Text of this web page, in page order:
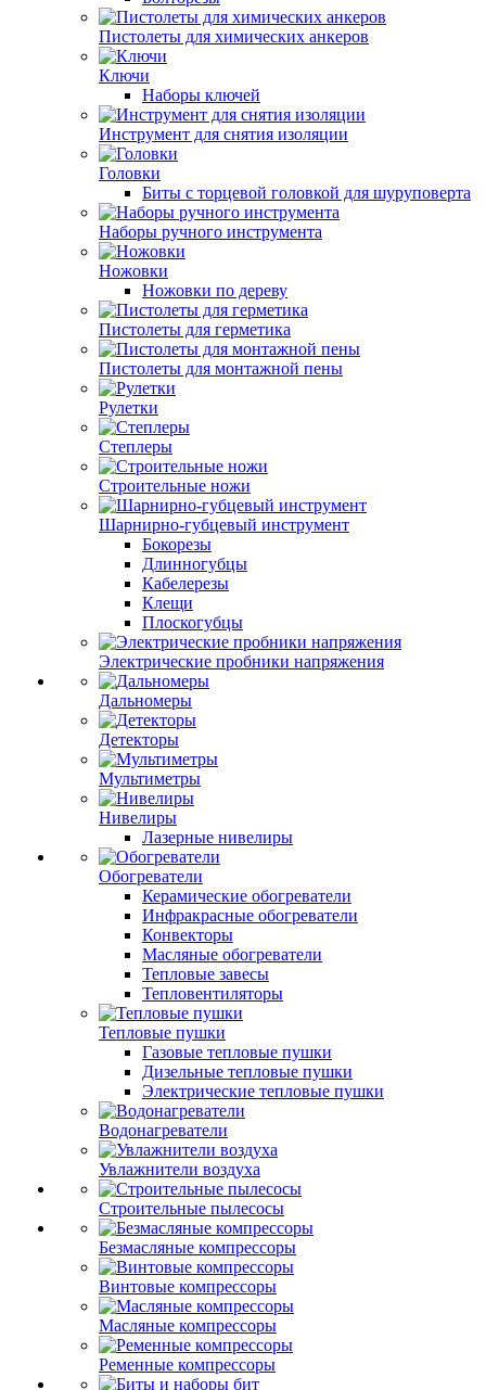
Пистолеты для химических анкеров
Ключи
Наборы ключей
Инструмент для снятия изоляции
Головки
Биты с торцевой головкой для шуруповерта
Наборы ручного инструмента
Ножовки
Ножовки по дереву
Пистолеты для герметика
Пистолеты для монтажной пены
Рулетки
Степлеры
Строительные ножи
Шарнирно-губцевый инструмент
Бокорезы
Длинногубцы
Кабелерезы
Клещи
Плоскогубцы
Электрические пробники напряжения
Дальномеры
Детекторы
Мультиметры
Нивелиры
Лазерные нивелиры
Обогреватели
Керамические обогреватели
Инфракрасные обогреватели
Конвекторы
Масляные обогреватели
Тепловые завесы
Тепловентиляторы
Тепловые пушки
Газовые тепловые пушки
Дизельные тепловые пушки
Электрические тепловые пушки
Водонагреватели
Увлажнители воздуха
Строительные пылесосы
Безмасляные компрессоры
Винтовые компрессоры
Масляные компрессоры
Ременные компрессоры